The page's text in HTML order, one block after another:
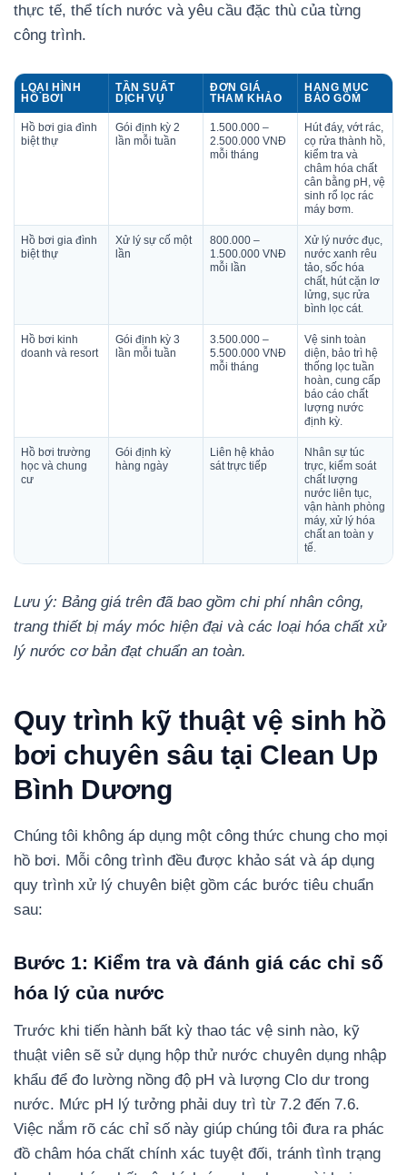
thực tế, thể tích nước và yêu cầu đặc thù của từng
công trình.
LOẠI HÌNH
HỒ BƠI
TẦN SUẤT
DỊCH VỤ
ĐƠN GIÁ
THAM KHẢO
HẠNG MỤC
BAO GỒM
Hồ bơi gia đình
biệt thự
Gói định kỳ 2
lần mỗi tuần
1.500.000 –
2.500.000 VNĐ
mỗi tháng
Hút đáy, vớt rác,
cọ rửa thành hồ,
kiểm tra và
châm hóa chất
cân bằng pH, vệ
sinh rổ lọc rác
máy bơm.
Hồ bơi gia đình
biệt thự
Xử lý sự cố một
lần
800.000 –
1.500.000 VNĐ
mỗi lần
Xử lý nước đục,
nước xanh rêu
tảo, sốc hóa
chất, hút cặn lơ
lửng, sục rửa
bình lọc cát.
Hồ bơi kinh
doanh và resort
Gói định kỳ 3
lần mỗi tuần
3.500.000 –
5.500.000 VNĐ
mỗi tháng
Vệ sinh toàn
diện, bảo trì hệ
thống lọc tuần
hoàn, cung cấp
báo cáo chất
lượng nước
định kỳ.
Hồ bơi trường
học và chung
cư
Gói định kỳ
hàng ngày
Liên hệ khảo
sát trực tiếp
Nhân sự túc
trực, kiểm soát
chất lượng
nước liên tục,
vận hành phòng
máy, xử lý hóa
chất an toàn y
tế.
Lưu ý: Bảng giá trên đã bao gồm chi phí nhân công,
trang thiết bị máy móc hiện đại và các loại hóa chất xử
lý nước cơ bản đạt chuẩn an toàn.
Quy trình kỹ thuật vệ sinh hồ
bơi chuyên sâu tại Clean Up
Bình Dương
Chúng tôi không áp dụng một công thức chung cho mọi
hồ bơi. Mỗi công trình đều được khảo sát và áp dụng
quy trình xử lý chuyên biệt gồm các bước tiêu chuẩn
sau:
Bước 1: Kiểm tra và đánh giá các chỉ số
hóa lý của nước
Trước khi tiến hành bất kỳ thao tác vệ sinh nào, kỹ
thuật viên sẽ sử dụng hộp thử nước chuyên dụng nhập
khẩu để đo lường nồng độ pH và lượng Clo dư trong
nước. Mức pH lý tưởng phải duy trì từ 7.2 đến 7.6.
Việc nắm rõ các chỉ số này giúp chúng tôi đưa ra phác
đồ châm hóa chất chính xác tuyệt đối, tránh tình trạng